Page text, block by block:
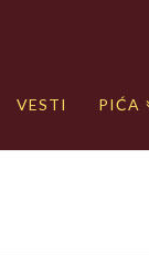
VESTI PIĆA